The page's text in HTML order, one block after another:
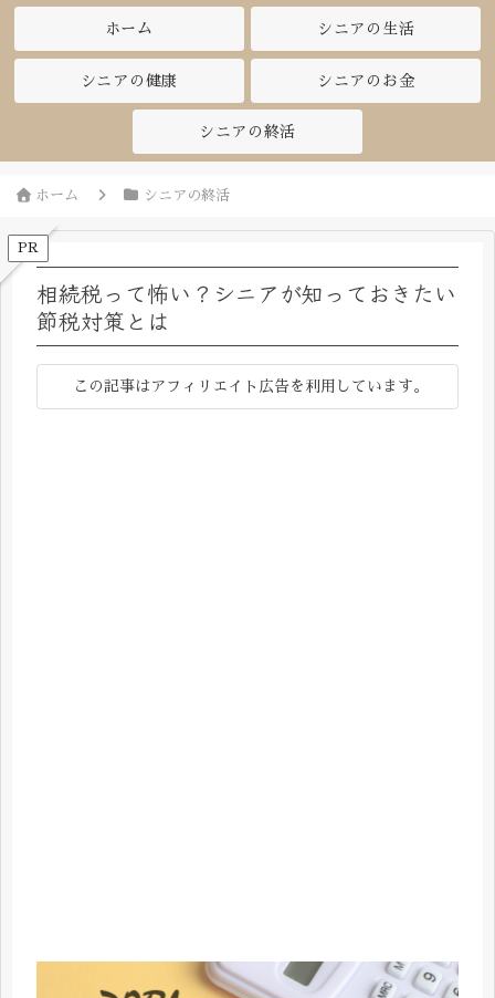
ホーム シニアの生活
シニアの健康 シニアのお金
シニアの終活
ホーム シニアの終活
PR
相続税って怖い？シニアが知っておきたい
節税対策とは
この記事はアフィリエイト広告を利用しています。